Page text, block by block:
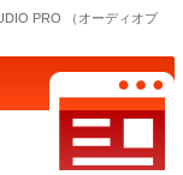
PRO （オーディオプ